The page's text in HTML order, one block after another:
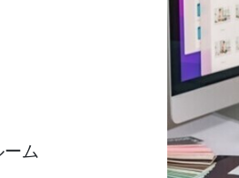
ム